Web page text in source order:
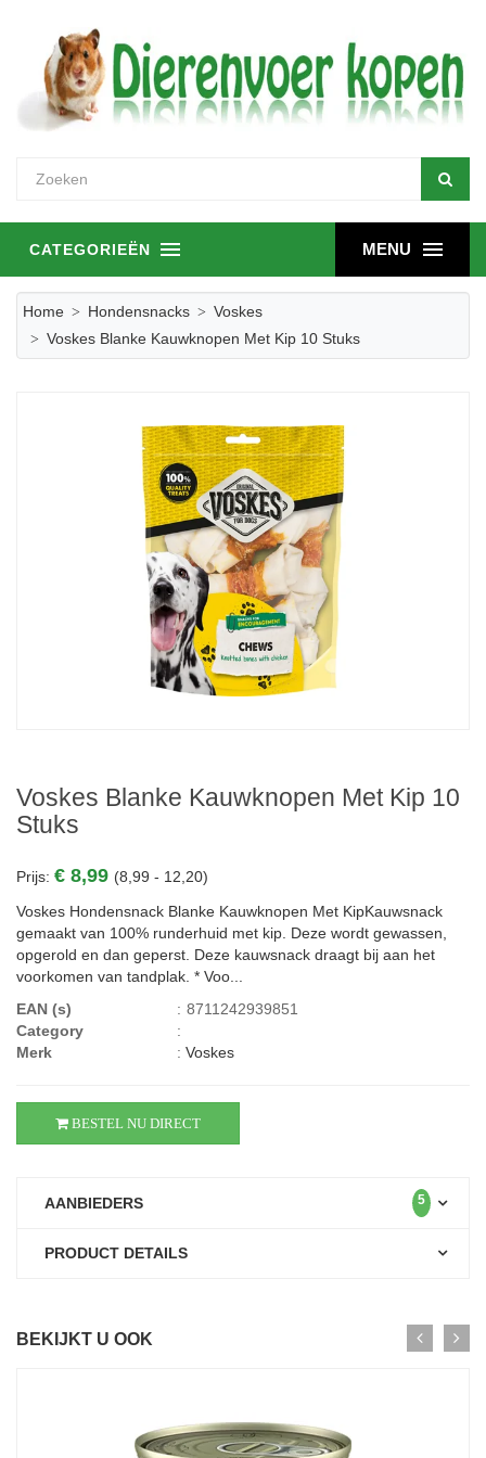
MENU
CATEGORIEËN
Home Hondensnacks
Voskes
Voskes Blanke Kauwknopen Met Kip 10 Stuks
Voskes Blanke Kauwknopen Met Kip 10
Stuks
Prijs: € 8,99 (8,99 - 12,20)
Voskes Hondensnack Blanke Kauwknopen Met KipKauwsnack
gemaakt van 100% runderhuid met kip. Deze wordt gewassen,
opgerold en dan geperst. Deze kauwsnack draagt bij aan het
voorkomen van tandplak. * Voo...
EAN (s)
: 8711242939851
Category
:
Merk
: Voskes
BESTEL NU DIRECT
AANBIEDERS 5
PRODUCT DETAILS
BEKIJKT U OOK